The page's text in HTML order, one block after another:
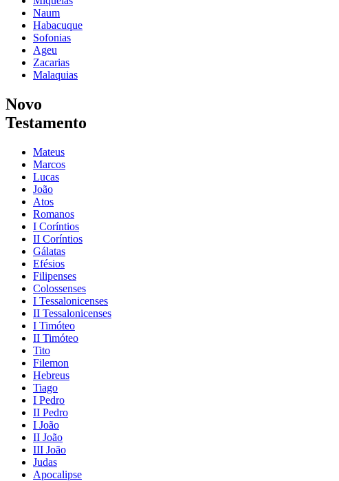
Naum
Habacuque
Sofonias
Ageu
Zacarias
Malaquias
Novo
Testamento
Mateus
Marcos
Lucas
João
Atos
Romanos
I Coríntios
II Coríntios
Gálatas
Efésios
Filipenses
Colossenses
I Tessalonicenses
II Tessalonicenses
I Timóteo
II Timóteo
Tito
Filemon
Hebreus
Tiago
I Pedro
II Pedro
I João
II João
III João
Judas
Apocalipse